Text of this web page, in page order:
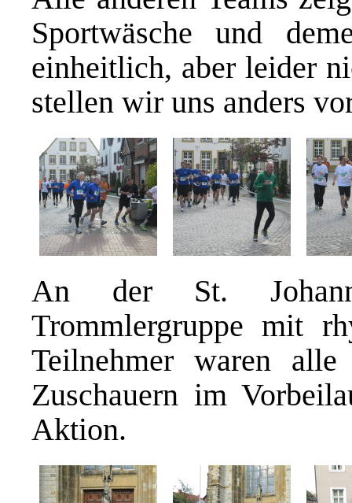
Sportwäsche und
einheitlich, aber leider
stellen wir uns anders
An der St.
Trommlergruppe mit
Teilnehmer waren
Zuschauern im
Aktion.